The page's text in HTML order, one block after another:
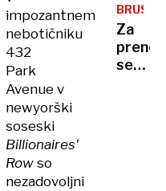
impozantnem
nebotičniku
432
Park
Avenue v
newyorški
soseski
Billionaires'
Row so
nezadovoljni
Za
sedeža